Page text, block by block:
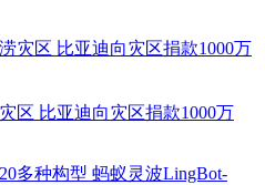
区 比亚迪向灾区捐款1000万